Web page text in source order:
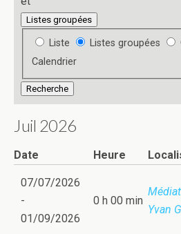
Listes groupées
Type
d’affichage
des
résultats
la
Liste Listes groupées
Calendrier
Recherche
Juil 2026
Date Heure
07/07/2026
-
01/09/2026
0 h 00 min
Yvan